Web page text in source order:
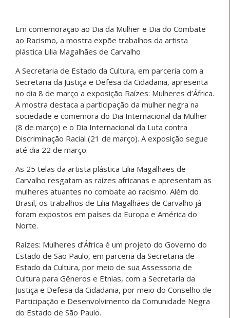
Em comemoração ao Dia da Mulher e Dia do Combate
ao Racismo, a mostra expõe trabalhos da artista
plástica Lilia Magalhães de Carvalho
A Secretaria de Estado da Cultura, em parceria com a
Secretaria da Justiça e Defesa da Cidadania, apresenta
no dia 8 de março a exposição Raízes: Mulheres d’África.
A mostra destaca a participação da mulher negra na
sociedade e comemora do Dia Internacional da Mulher
(8 de março) e o Dia Internacional da Luta contra
Discriminação Racial (21 de março). A exposição segue
até dia 22 de março.
As 25 telas da artista plástica Lilia Magalhães de
Carvalho resgatam as raízes africanas e apresentam as
mulheres atuantes no combate ao racismo. Além do
Brasil, os trabalhos de Lilia Magalhães de Carvalho já
foram expostos em países da Europa e América do
Norte.
Raízes: Mulheres d’África é um projeto do Governo do
Estado de São Paulo, em parceria da Secretaria de
Estado da Cultura, por meio de sua Assessoria de
Cultura para Gêneros e Etnias, com a Secretaria da
Justiça e Defesa da Cidadania, por meio do Conselho de
Participação e Desenvolvimento da Comunidade Negra
do Estado de São Paulo.